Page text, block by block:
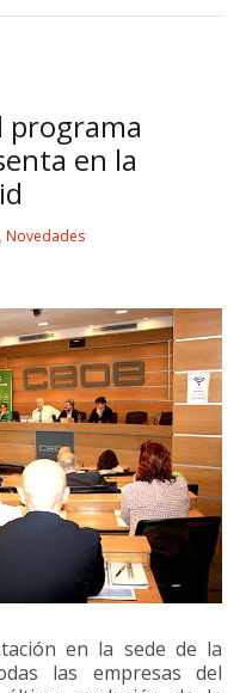
programa
en la
, Novedades
en la sede de la
las empresas del